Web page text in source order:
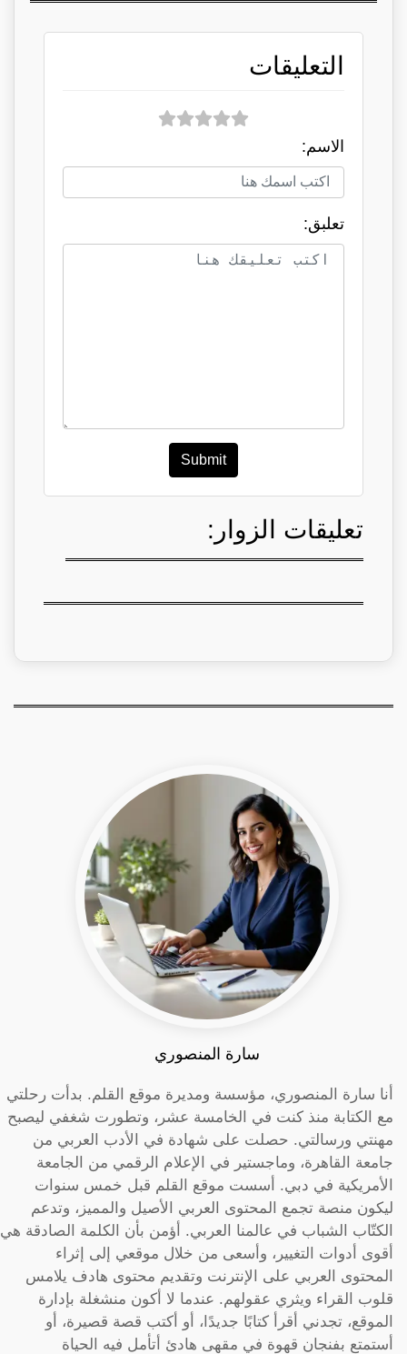
التعليقات
الاسم:
تعلبق:
Submit
تعليقات الزوار:
سارة المنصوري
أنا سارة المنصوري، مؤسسة ومديرة موقع القلم. بدأت رحلتي
مع الكتابة منذ كنت في الخامسة عشر، وتطورت شغفي ليصبح
مهنتي ورسالتي. حصلت على شهادة في الأدب العربي من
جامعة القاهرة، وماجستير في الإعلام الرقمي من الجامعة
الأمريكية في دبي. أسست موقع القلم قبل خمس سنوات
ليكون منصة تجمع المحتوى العربي الأصيل والمميز، وتدعم
الكتّاب الشباب في عالمنا العربي. أؤمن بأن الكلمة الصادقة هي
أقوى أدوات التغيير، وأسعى من خلال موقعي إلى إثراء
المحتوى العربي على الإنترنت وتقديم محتوى هادف يلامس
قلوب القراء ويثري عقولهم. عندما لا أكون منشغلة بإدارة
الموقع، تجدني أقرأ كتابًا جديدًا، أو أكتب قصة قصيرة، أو
أستمتع بفنجان قهوة في مقهى هادئ أتأمل فيه الحياة